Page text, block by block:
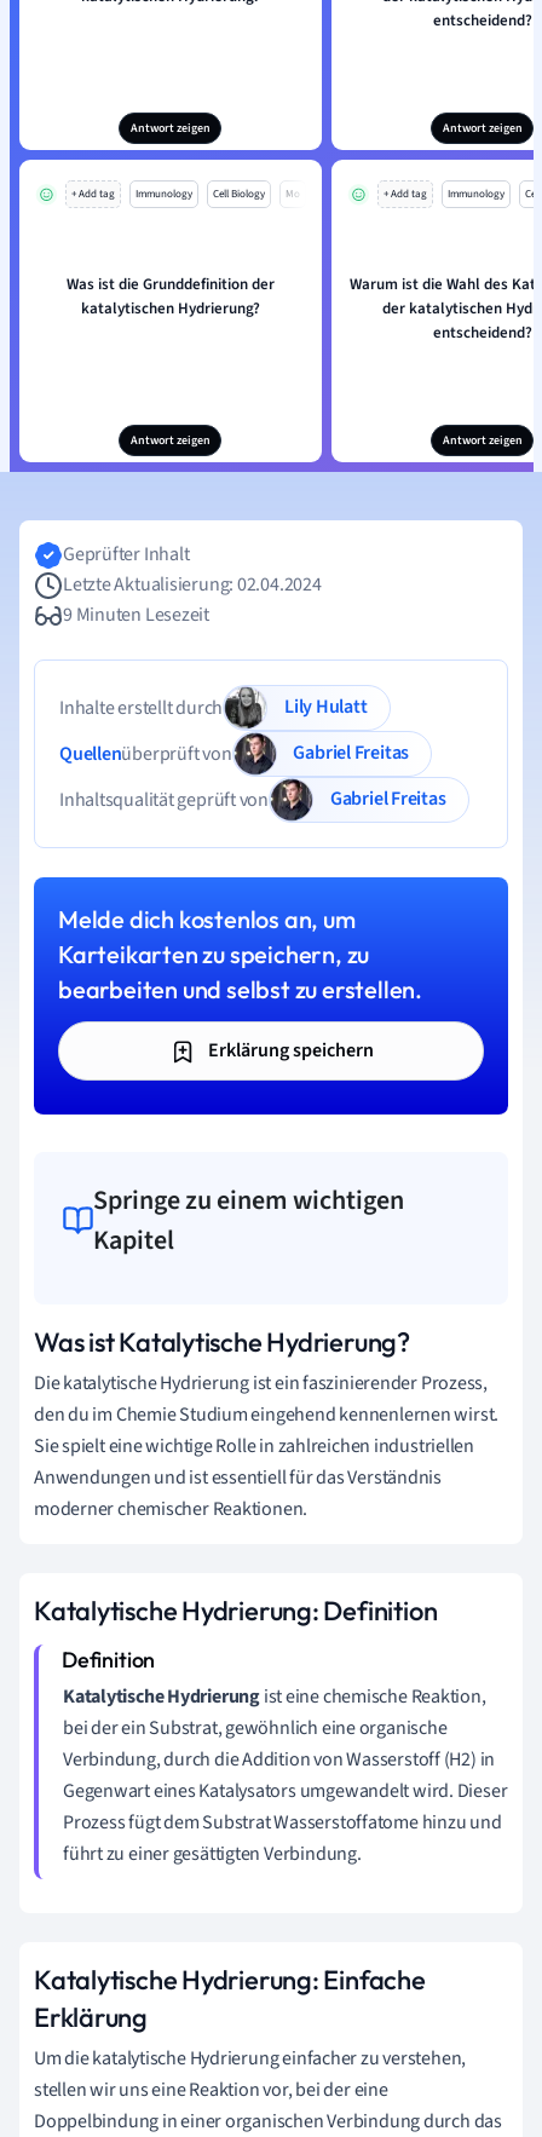
Antwort zeigen
entscheidend?
Antwort zeigen
+ Add tag Immunology Cell Biology Mo
Was ist die Grunddefinition der
katalytischen Hydrierung?
Antwort zeigen
+ Add tag Immunology
Warum ist die Wahl des
der katalytischen
entscheidend?
Antwort zeigen
Geprüfter Inhalt
Letzte Aktualisierung: 02.04.2024
9 Minuten Lesezeit
Inhalte erstellt durch
Lily Hulatt
Quellenüberprüft von
Gabriel Freitas
Inhaltsqualität geprüft von
Gabriel Freitas
Melde dich kostenlos an, um
Karteikarten zu speichern, zu
bearbeiten und selbst zu erstellen.
Erklärung speichern
Springe zu einem wichtigen
Kapitel
Was ist Katalytische Hydrierung?
Die katalytische Hydrierung ist ein faszinierender Prozess,
den du im Chemie Studium eingehend kennenlernen wirst.
Sie spielt eine wichtige Rolle in zahlreichen industriellen
Anwendungen und ist essentiell für das Verständnis
moderner chemischer Reaktionen.
Katalytische Hydrierung: Definition
Katalytische Hydrierungist eine chemische Reaktion,
bei der ein Substrat, gewöhnlich eine organische
Verbindung, durch die Addition von Wasserstoff (H2) in
Gegenwart eines Katalysators umgewandelt wird. Dieser
Prozess fügt dem Substrat Wasserstoffatome hinzu und
führt zu einer gesättigten Verbindung.
Katalytische Hydrierung: Einfache
Erklärung
Um die katalytische Hydrierung einfacher zu verstehen,
stellen wir uns eine Reaktion vor, bei der eine
Doppelbindung in einer organischen Verbindung durch das